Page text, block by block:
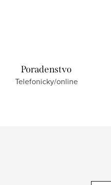
Poradenstvo
Telefonicky/online